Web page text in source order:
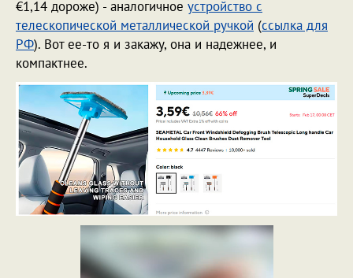
€1,14 дороже) - аналогичное устройство с
телескопической металлической ручкой (ссылка для
РФ). Вот ее-то я и закажу, она и надежнее, и
компактнее.